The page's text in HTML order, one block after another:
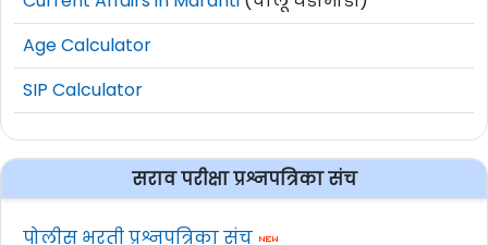
Age Calculator
SIP Calculator
सराव परीक्षा प्रश्नपत्रिका संच
पोलीस भरती प्रश्नपत्रिका संच